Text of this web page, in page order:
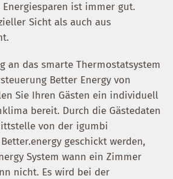
ist immer gut.
Sicht als auch aus
an das smarte Thermostatsystem
Better Energy von
Sie Ihren Gästen ein individuell
bereit. Durch die Gästedaten
von der igumbi
geschickt werden,
System wann ein Zimmer
nicht. Es wird bei der